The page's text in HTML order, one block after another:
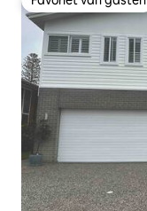
Favoriet van gasten